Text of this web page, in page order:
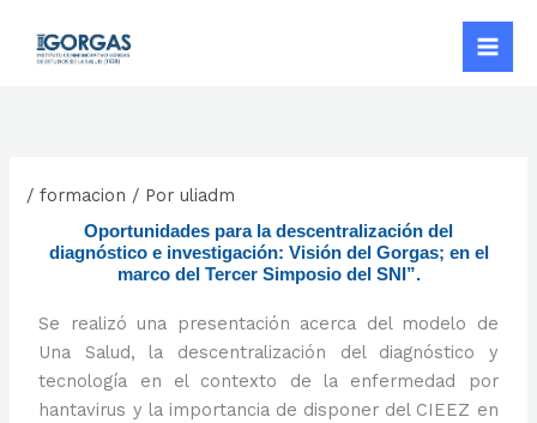
contenido
/formacion / Poruliadm
Oportunidades para la descentralización del
diagnóstico e investigación: Visión del Gorgas; en el
marco del Tercer Simposio del SNI”.
Se realizó una presentación acerca del modelo de
Una Salud, la descentralización del diagnóstico y
tecnología en el contexto de la enfermedad por
hantavirus y la importancia de disponer del CIEEZ en